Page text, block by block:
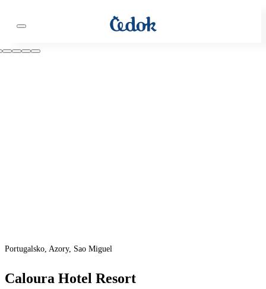
Portugalsko, Azory, Sao Miguel
Caloura Hotel Resort